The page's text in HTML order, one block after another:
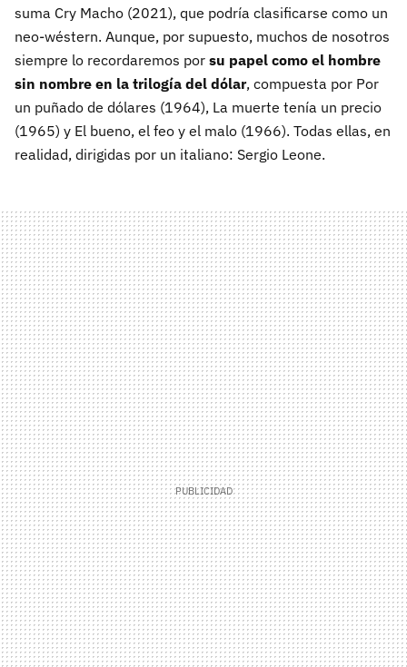
suma Cry Macho (2021), que podría clasificarse como un
neo-wéstern. Aunque, por supuesto, muchos de nosotros
siempre lo recordaremos por su papel como el hombre
sin nombre en la trilogía del dólar, compuesta por Por
un puñado de dólares (1964), La muerte tenía un precio
(1965) y El bueno, el feo y el malo (1966). Todas ellas, en
realidad, dirigidas por un italiano: Sergio Leone.